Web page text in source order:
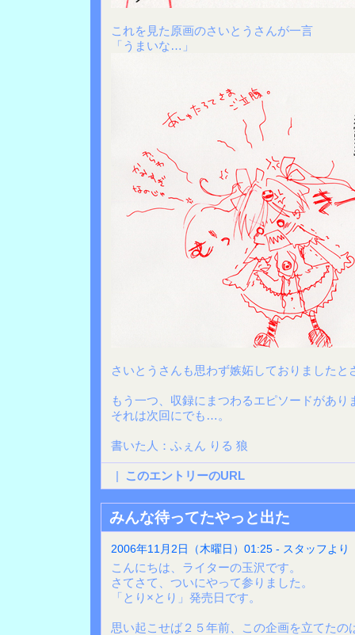
これを見た原画のさいとうさんが一言
「うまいな…」
さいとうさんも思わず嫉妬しておりましたと
もう一つ、収録にまつわるエピソードがあり
それは次回にでも…。
書いた人：ふぇん りる 狼
| このエントリーのURL
みんな待ってたやっと出た
2006年11月2日（木曜日）01:25 - スタッフより
こんにちは、ライターの玉沢です。
さてさて、ついにやって参りました。
「とり×とり」発売日です。
思い起こせば２５年前、この企画を立てたの